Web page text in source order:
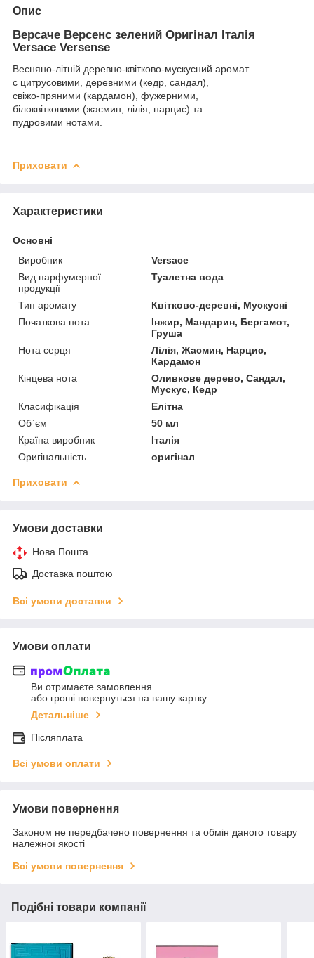
Опис
Версаче Версенс зелений Оригінал Італія
Versace Versense
Весняно-літній деревно-квітково-мускусний аромат
c цитрусовими, деревними (кедр, сандал),
свіжо-пряними (кардамон), фужерними,
білоквітковими (жасмин, лілія, нарцис) та
пудровими нотами.
Приховати
Характеристики
Основні
Виробник
Versace
Вид парфумерної
продукції
Туалетна вода
Тип аромату
Квітково-деревні, Мускусні
Початкова нота
Інжир, Мандарин, Бергамот,
Груша
Нота серця
Лілія, Жасмин, Нарцис,
Кардамон
Кінцева нота
Оливкове дерево, Сандал,
Мускус, Кедр
Класифікація
Елітна
Об`єм
50 мл
Країна виробник
Італія
Оригінальність
оригінал
Приховати
Умови доставки
Нова Пошта
Доставка поштою
Всі умови доставки
Умови оплати
Ви отримаєте замовлення
або гроші повернуться на вашу картку
Детальніше
Післяплата
Всі умови оплати
Умови повернення
Законом не передбачено повернення та обмін даного товару
належної якості
Всі умови повернення
Подібні товари компанії